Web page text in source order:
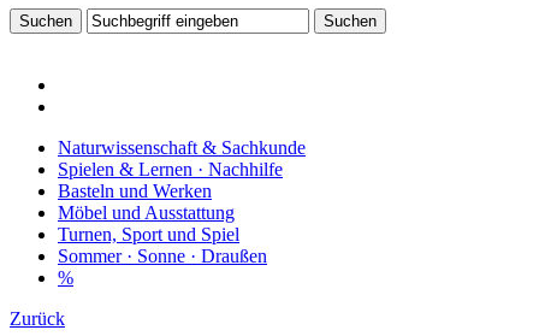
Naturwissenschaft & Sachkunde
Spielen & Lernen · Nachhilfe
Basteln und Werken
Möbel und Ausstattung
Turnen, Sport und Spiel
Sommer · Sonne · Draußen
%
Zurück